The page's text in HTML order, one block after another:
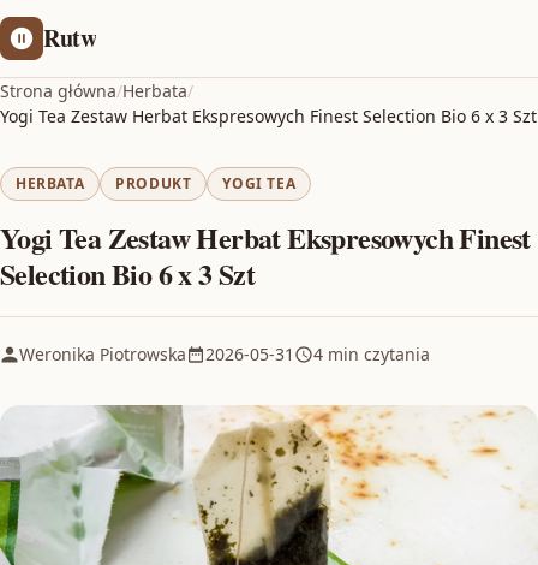
Rutw
Strona główna/Herbata/
Yogi Tea Zestaw Herbat Ekspresowych Finest Selection Bio 6 x 3 Szt
HERBATA PRODUKT YOGI TEA
Yogi Tea Zestaw Herbat Ekspresowych Finest
Selection Bio 6 x 3 Szt
Weronika Piotrowska 2026-05-31 4 min czytania